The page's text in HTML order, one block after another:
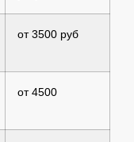
от 3500 руб
от 4500